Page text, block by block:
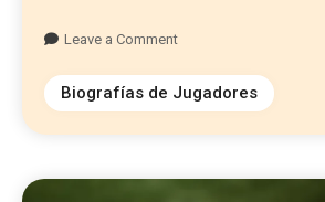
Leave a Comment
Biografías de Jugadores